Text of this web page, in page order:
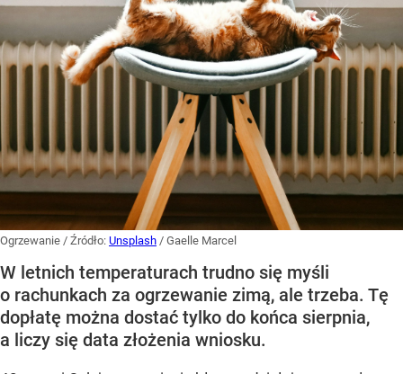
Ogrzewanie / Źródło: Unsplash / Gaelle Marcel
W letnich temperaturach trudno się myśli
o rachunkach za ogrzewanie zimą, ale trzeba. Tę
dopłatę można dostać tylko do końca sierpnia,
a liczy się data złożenia wniosku.